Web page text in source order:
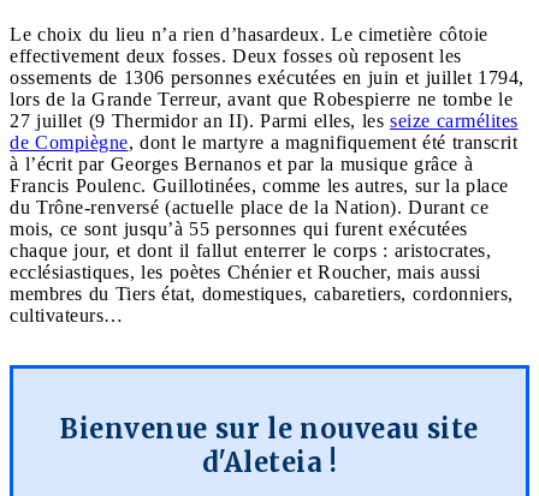
Le choix du lieu n’a rien d’hasardeux. Le cimetière côtoie
effectivement deux fosses. Deux fosses où reposent les
ossements de 1306 personnes exécutées en juin et juillet 1794,
lors de la Grande Terreur, avant que Robespierre ne tombe le
27 juillet (9 Thermidor an II). Parmi elles, les seize carmélites
de Compiègne, dont le martyre a magnifiquement été transcrit
à l’écrit par Georges Bernanos et par la musique grâce à
Francis Poulenc. Guillotinées, comme les autres, sur la place
du Trône-renversé (actuelle place de la Nation). Durant ce
mois, ce sont jusqu’à 55 personnes qui furent exécutées
chaque jour, et dont il fallut enterrer le corps : aristocrates,
ecclésiastiques, les poètes Chénier et Roucher, mais aussi
membres du Tiers état, domestiques, cabaretiers, cordonniers,
cultivateurs…
Bienvenue sur le nouveau site
d'Aleteia !